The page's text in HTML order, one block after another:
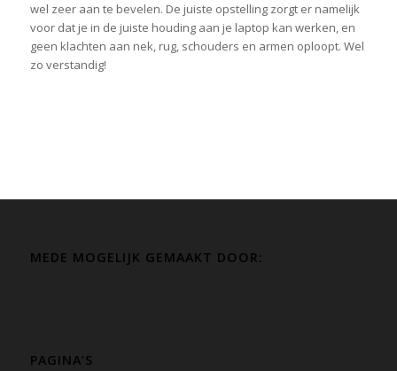
wel zeer aan te bevelen. De juiste opstelling zorgt er namelijk
voor dat je in de juiste houding aan je laptop kan werken, en
geen klachten aan nek, rug, schouders en armen oploopt. Wel
zo verstandig!
MEDE MOGELIJK GEMAAKT DOOR:
PAGINA’S